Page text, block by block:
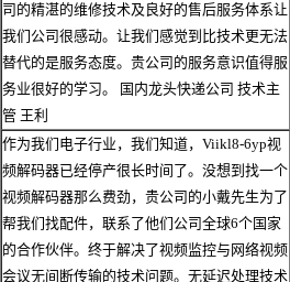
司的精湛的维修技术及良好的售后服务体系让
我们公司很感动。让我们感觉到比技术更无法
替代的是服务态度。贵公司的服务意识值得服
务业很好的学习。 国内龙头快递公司 技术主
管 王利
作为我们电子行业，我们知道，Viikl8-6yp视
频解码器已经停产很长时间了。没想到找一个
视频解码器那么费劲，贵公司的小戴先生为了
帮我们找配件，联系了他们公司全球6个国家
的合作伙伴。终于解决了视频监控与网络视频
会议无间断传输的技术问题。无延迟处理技术